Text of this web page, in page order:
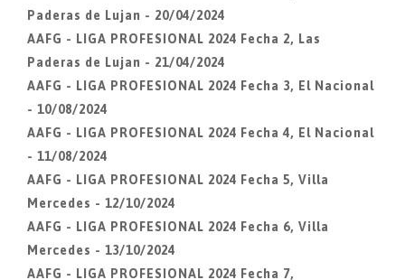
Paderas de Lujan - 20/04/2024
AAFG - LIGA PROFESIONAL 2024 Fecha 2, Las
Paderas de Lujan - 21/04/2024
AAFG - LIGA PROFESIONAL 2024 Fecha 3, El Nacional
- 10/08/2024
AAFG - LIGA PROFESIONAL 2024 Fecha 4, El Nacional
- 11/08/2024
AAFG - LIGA PROFESIONAL 2024 Fecha 5, Villa
Mercedes - 12/10/2024
AAFG - LIGA PROFESIONAL 2024 Fecha 6, Villa
Mercedes - 13/10/2024
AAFG - LIGA PROFESIONAL 2024 Fecha 7,